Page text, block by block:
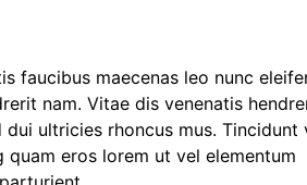
faucibus maecenas leo nunc
nam. Vitae dis venenatis
ultricies rhoncus mus. Tincidunt
quam eros lorem ut vel elementum